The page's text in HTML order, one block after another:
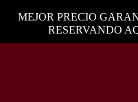
MEJOR PRECIO
RESERVANDO